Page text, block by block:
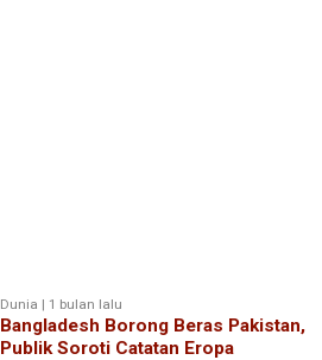
Dunia | 1 bulan lalu
Bangladesh Borong Beras Pakistan,
Publik Soroti Catatan Eropa